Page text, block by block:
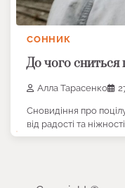
СОННИК
До чого сниться
Алла Тарасенко
Сновидіння про
від радості та